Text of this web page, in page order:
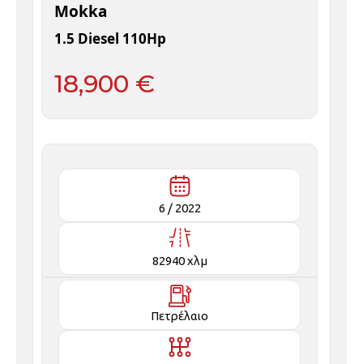
Mokka
1.5 Diesel 110Hp
18,900 €
6 / 2022
82940 χλμ
Πετρέλαιο